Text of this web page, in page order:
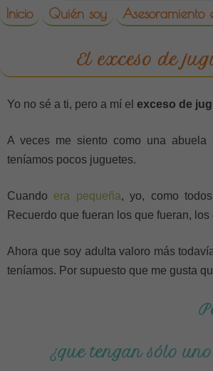
reproduccion asistida
Skip to content
Inicio Quién soy Asesoramiento
El exceso de
Yo no sé a ti, pero a mí el exceso de
A veces me siento como una
teníamos pocos juguetes.
Cuando era pequeña, yo, como
Recuerdo que fueran los que fueran,
Ahora que soy adulta valoro más
teníamos. Por supuesto que me gusta
¿que tengan sólo